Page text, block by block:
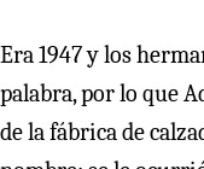
Era 1947 y los
palabra, por lo que
de la fábrica de